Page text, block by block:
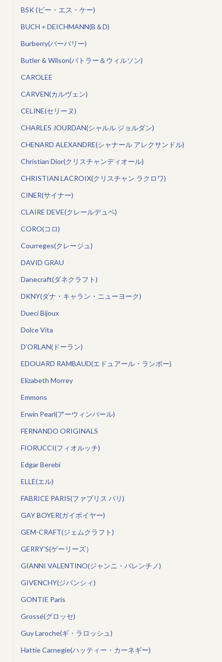
BSK (ビー・エス・ケー)
BUCH＋DEICHMANN(B＆D)
Burberry(バーバリー)
Butler & Wilson(バトラー＆ウィルソン)
CAROLEE
CARVEN(カルヴェン)
CELINE(セリーヌ)
CHARLES JOURDAN(シャルル ジョルダン)
CHENARD ALEXANDRE(シャナール アレクサンドル)
Christian Dior(クリスチャンディオール)
CHRISTIAN LACROIX(クリスチャン ラクロワ)
CINER(サイナー)
CLAIRE DEVE(クレールデュベ)
CORO(コロ)
Courreges(クレージュ)
DAVID GRAU
Danecraft(ダネクラフト)
DKNY(ダナ・キャラン・ニューヨーク)
Dueci Bijoux
Dolce Vita
D’ORLAN(ドーラン)
EDOUARD RAMBAUD(エドュアール・ランボー)
Elizabeth Morrey
Emmons
Erwin Pearl(アーウィンパール)
FERNANDO ORIGINALS
FIORUCCI(フィオルッチ)
Edgar Berebi
ELLE(エル)
FABRICE PARIS(ファブリス パリ)
GAY BOYER(ガイボイヤー)
GEM-CRAFT(ジェムクラフト)
GERRY’S(ゲーリーズ）
GIANNI VALENTINO(ジャンニ・バレンチノ)
GIVENCHY(ジバンシィ)
GONTIE Paris
Grossé(グロッセ)
Guy Laroche(ギ・ラロッシュ)
Hattie Carnegie(ハッティー・カーネギー)